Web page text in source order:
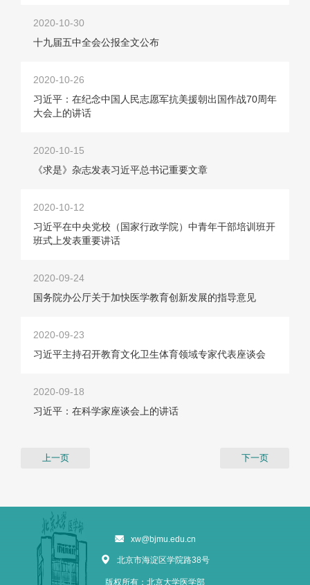
2020-10-30
十九届五中全会公报全文公布
2020-10-26
习近平：在纪念中国人民志愿军抗美援朝出国作战70周年
大会上的讲话
2020-10-15
《求是》杂志发表习近平总书记重要文章
2020-10-12
习近平在中央党校（国家行政学院）中青年干部培训班开
班式上发表重要讲话
2020-09-24
国务院办公厅关于加快医学教育创新发展的指导意见
2020-09-23
习近平主持召开教育文化卫生体育领域专家代表座谈会
2020-09-18
习近平：在科学家座谈会上的讲话
上一页 下一页
xw@bjmu.edu.cn
北京市海淀区学院路38号
版权所有：北京大学医学部